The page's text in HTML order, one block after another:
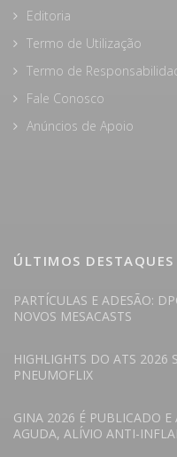
Editoria
Termo de Utilização
Termo de
Fale Conosco
Anúncios de Apoio
ÚLTIMOS DESTAQUES
PARTÍCULAS E ADESÃO:
NOVOS MESACASTS
HIGHLIGHTS DO ATS 2026
PNEUMOFLIX
GINA 2026 É PUBLICADO
AGUDA, ALÍVIO ANTI-